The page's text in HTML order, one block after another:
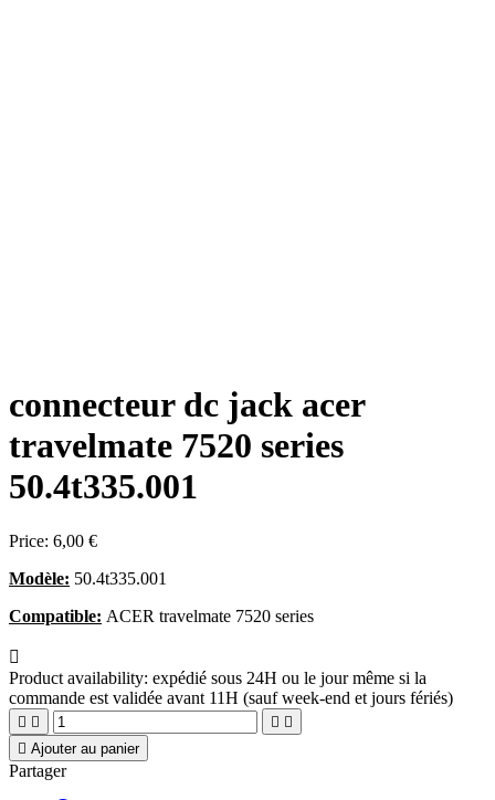
connecteur dc jack acer
travelmate 7520 series
50.4t335.001
Price: 6,00 €
Modèle: 50.4t335.001
Compatible: ACER travelmate 7520 series

Product availability: expédié sous 24H ou le jour même si la
commande est validée avant 11H (sauf week-end et jours fériés)
   
 Ajouter au panier
Partager